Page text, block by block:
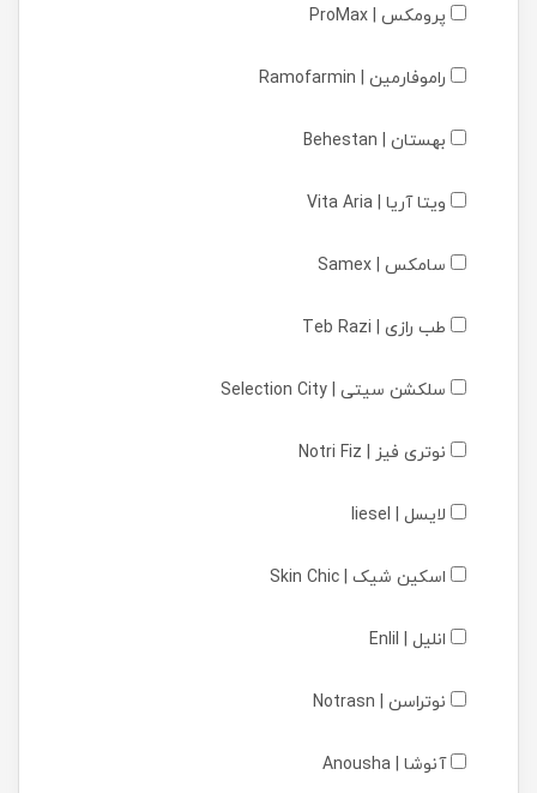
پرومکس | ProMax
راموفارمین | Ramofarmin
بهستان | Behestan
ویتا آریا | Vita Aria
سامکس | Samex
طب رازی | Teb Razi
سلکشن سیتی | Selection City
نوتری فیز | Notri Fiz
لایسل | liesel
اسکین شیک | Skin Chic
انلیل | Enlil
نوتراسن | Notrasn
آنوشا | Anousha